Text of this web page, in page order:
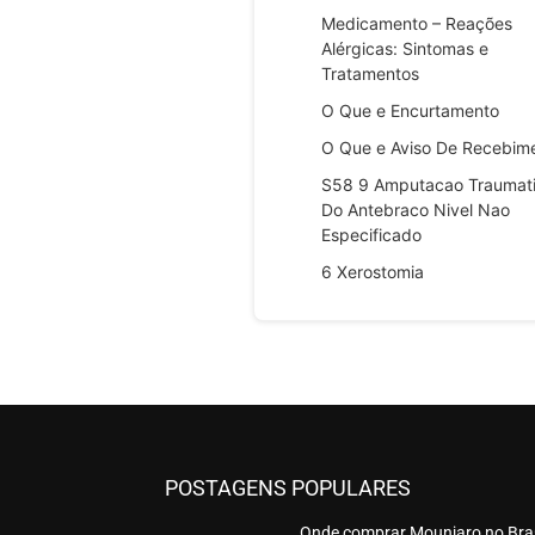
Medicamento – Reações
Alérgicas: Sintomas e
Tratamentos
O Que e Encurtamento
O Que e Aviso De
S58 9 Amputacao
Do Antebraco Nivel Nao
Especificado
6 Xerostomia
POSTAGENS POPULARES